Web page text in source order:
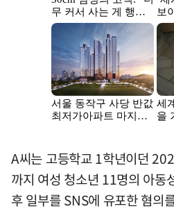
A씨는 고등학교 1학년이던
까지 여성 청소년 11명의 아동
후 일부를 SNS에 유포한 혐의